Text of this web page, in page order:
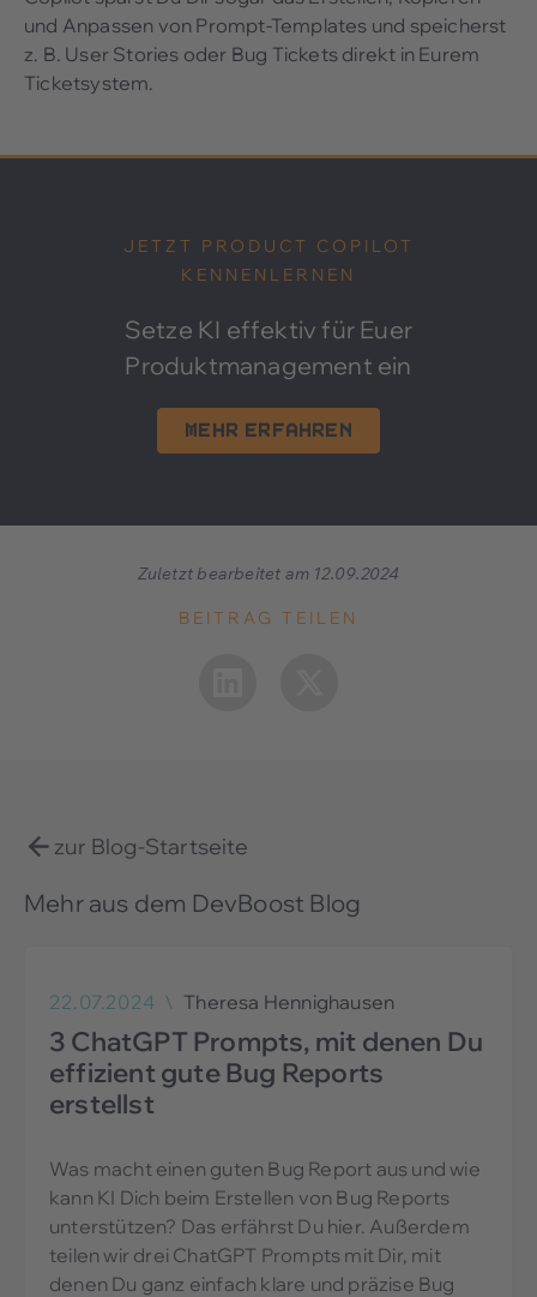
und Anpassen von Prompt-Templates und speicherst
z. B. User Stories oder Bug Tickets direkt in Eurem
Ticketsystem.
JETZT PRODUCT COPILOT
KENNENLERNEN
Setze KI effektiv für Euer
Produktmanagement ein
Mehr erfahren
Zuletzt bearbeitet am 12.09.2024
BEITRAG TEILEN
zur Blog-Startseite
Mehr aus dem DevBoost Blog
22.07.2024 \ Theresa Hennighausen
3 ChatGPT Prompts, mit denen Du
effizient gute Bug Reports
erstellst
Was macht einen guten Bug Report aus und wie
kann KI Dich beim Erstellen von Bug Reports
unterstützen? Das erfährst Du hier. Außerdem
teilen wir drei ChatGPT Prompts mit Dir, mit
denen Du ganz einfach klare und präzise Bug